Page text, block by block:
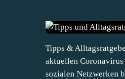
Tipps &
aktuellen
sozialen Netzwerken